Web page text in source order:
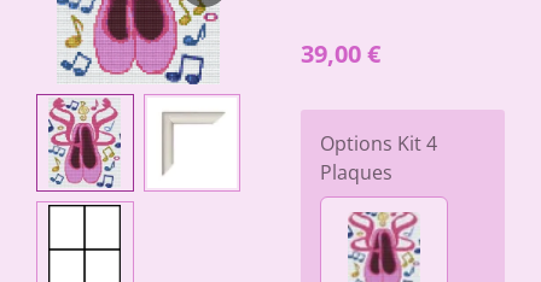
39,00 €
Options Kit 4
Plaques